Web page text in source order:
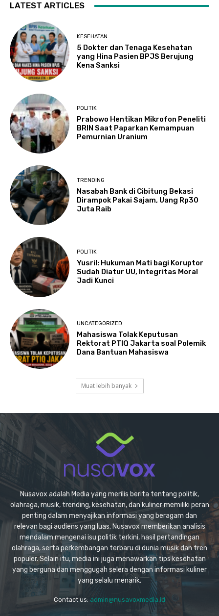
LATEST ARTICLES
KESEHATAN
5 Dokter dan Tenaga Kesehatan
yang Hina Pasien BPJS Berujung
Kena Sanksi
POLITIK
Prabowo Hentikan Mikrofon Peneliti
BRIN Saat Paparkan Kemampuan
Pemurnian Uranium
TRENDING
Nasabah Bank di Cibitung Bekasi
Dirampok Pakai Sajam, Uang Rp30
Juta Raib
POLITIK
Yusril: Hukuman Mati bagi Koruptor
Sudah Diatur UU, Integritas Moral
Jadi Kunci
UNCATEGORIZED
Mahasiswa Tolak Keputusan
Rektorat PTIQ Jakarta soal Polemik
Dana Bantuan Mahasiswa
Muat lebih banyak
Nusavox adalah Media yang merilis berita tentang politik,
olahraga, musik, trending, kesehatan, dan kuliner memiliki peran
penting dalam menyajikan informasi yang beragam dan
relevan bagi audiens yang luas. Nusavox memberikan analisis
mendalam mengenai isu politik terkini, hasil pertandingan
olahraga, serta perkembangan terbaru di dunia musik dan tren
populer. Selain itu, media ini juga menawarkan tips kesehatan
yang berguna dan menggugah selera dengan informasi kuliner
yang selalu menarik.
Contact us: admin@nusavoxmedia.id